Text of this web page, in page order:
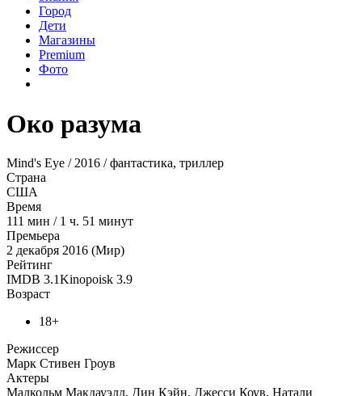
Город
Дети
Магазины
Premium
Фото
Око разума
Mind's Eye / 2016 / фантастика, триллер
Страна
США
Время
111 мин / 1 ч. 51 минут
Премьера
2 декабря 2016 (Мир)
Рейтинг
IMDB 3.1Kinopoisk 3.9
Возраст
18+
Режиссер
Марк Стивен Гроув
Актеры
Малкольм Макдауэлл, Дин Кэйн, Джесси Коув, Натали